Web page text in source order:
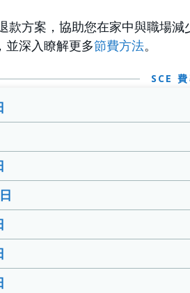
款方案，協助您在家中與職場
並深入瞭解更多節費方法。
SCE